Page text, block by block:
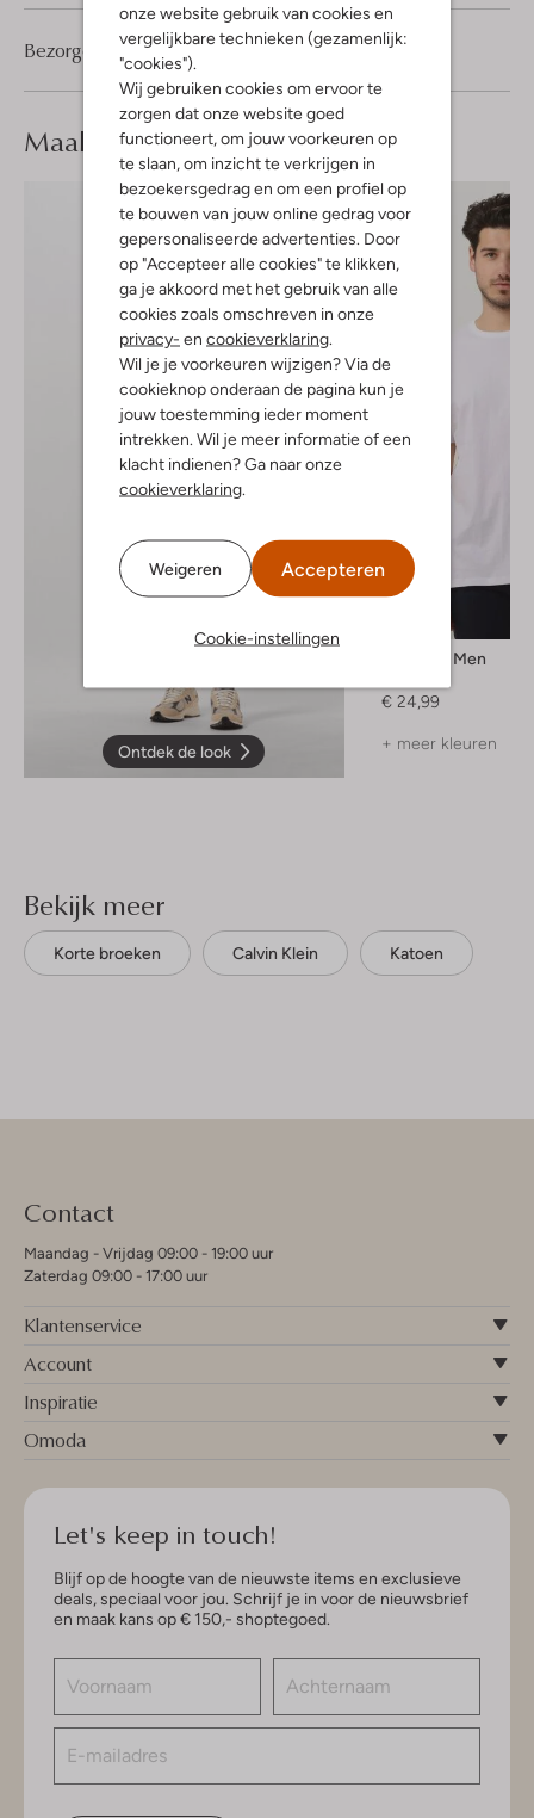
onze website gebruik van cookies en
vergelijkbare technieken (gezamenlijk:
"cookies").
Wij gebruiken cookies om ervoor te
zorgen dat onze website goed
functioneert, om jouw voorkeuren op
te slaan, om inzicht te verkrijgen in
bezoekersgedrag en om een profiel op
te bouwen van jouw online gedrag voor
gepersonaliseerde advertenties. Door
op "Accepteer alle cookies" te klikken,
ga je akkoord met het gebruik van alle
cookies zoals omschreven in onze
privacy- en cookieverklaring.
Wil je je voorkeuren wijzigen? Via de
cookieknop onderaan de pagina kun je
jouw toestemming ieder moment
intrekken. Wil je meer informatie of een
klacht indienen? Ga naar onze
cookieverklaring.
Weigeren Accepteren
Cookie-instellingen
Bezorgen & retourneren
Maak jelook compleet
Ontdek de look
Selected Men
€ 24,99
+ meer kleuren
Bekijk meer
Korte broeken Calvin Klein Katoen
Contact
Maandag - Vrijdag 09:00 - 19:00 uur
Zaterdag 09:00 - 17:00 uur
Klantenservice
Account
Inspiratie
Omoda
Let's keep in touch!
Blijf op de hoogte van de nieuwste items en exclusieve
deals, speciaal voor jou. Schrijf je in voor de nieuwsbrief
en maak kans op € 150,- shoptegoed.